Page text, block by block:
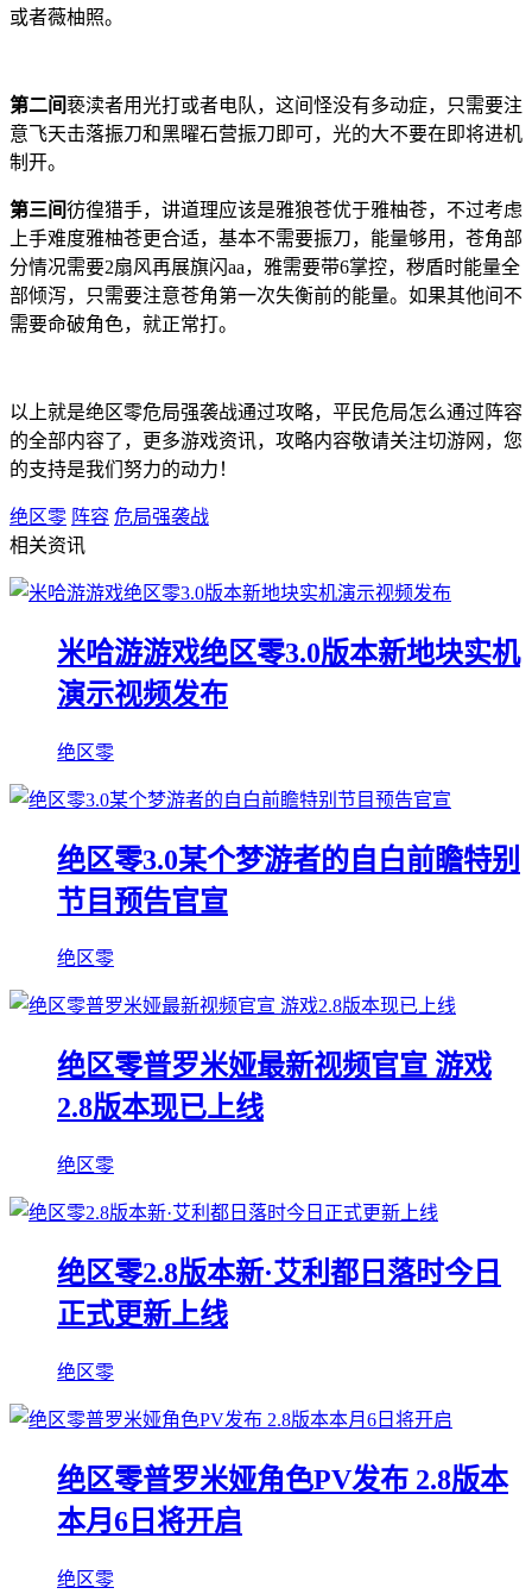
或者薇柚照。
第二间亵渎者用光打或者电队，这间怪没有多动症，只需要注
意飞天击落振刀和黑曜石营振刀即可，光的大不要在即将进机
制开。
第三间彷徨猎手，讲道理应该是雅狼苍优于雅柚苍，不过考虑
上手难度雅柚苍更合适，基本不需要振刀，能量够用，苍角部
分情况需要2扇风再展旗闪aa，雅需要带6掌控，秽盾时能量全
部倾泻，只需要注意苍角第一次失衡前的能量。如果其他间不
需要命破角色，就正常打。
以上就是绝区零危局强袭战通过攻略，平民危局怎么通过阵容
的全部内容了，更多游戏资讯，攻略内容敬请关注切游网，您
的支持是我们努力的动力！
绝区零 阵容 危局强袭战
相关资讯
米哈游游戏绝区零3.0版本新地块实机
演示视频发布
绝区零
绝区零3.0某个梦游者的自白前瞻特别
节目预告官宣
绝区零
绝区零普罗米娅最新视频官宣 游戏
2.8版本现已上线
绝区零
绝区零2.8版本新·艾利都日落时今日
正式更新上线
绝区零
绝区零普罗米娅角色PV发布 2.8版本
本月6日将开启
绝区零